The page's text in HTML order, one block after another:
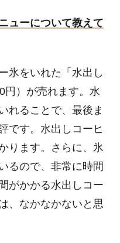
ーについて教えて
氷をいれた「水出し
円）が売れます。水
れることで、最後ま
です。水出しコーヒ
ります。さらに、氷
るので、非常に時間
がかかる水出しコー
、なかなかないと思